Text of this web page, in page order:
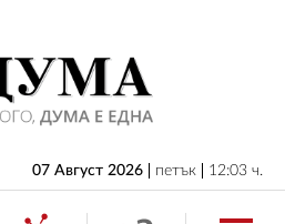
07 Август 2026 петък 12:03 ч.
БЪЛГАРИЯ
ИКОНОМИКА
ИЗБОРИ
СВЯТ